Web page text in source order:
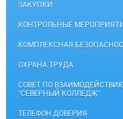
ЗАКУПКИ
КОНТРОЛЬНЫЕ
КОМПЛЕКСНАЯ
ОХРАНА ТРУДА
СОВЕТ ПО
"СЕВЕРНЫЙ КОЛЛЕДЖ"
ТЕЛЕФОН ДОВЕРИЯ